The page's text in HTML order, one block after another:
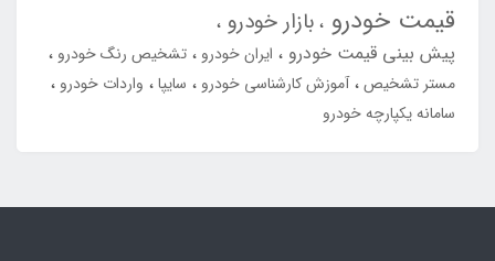
قیمت خودرو بازار خودرو
پیش بینی قیمت خودرو ایران خودرو
تشخیص رنگ خودرو
مستر تشخیص آموزش کارشناسی خودرو سایپا
واردات خودرو
سامانه یکپارچه خودرو